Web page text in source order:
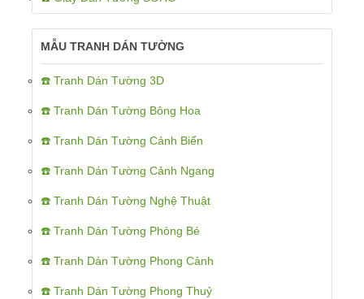
MẪU TRANH DÁN TƯỜNG
☎️ Tranh Dán Tường 3D
☎️ Tranh Dán Tường Bông Hoa
☎️ Tranh Dán Tường Cảnh Biển
☎️ Tranh Dán Tường Cảnh Ngang
☎️ Tranh Dán Tường Nghệ Thuật
☎️ Tranh Dán Tường Phòng Bé
☎️ Tranh Dán Tường Phong Cảnh
☎️ Tranh Dán Tường Phong Thuỷ